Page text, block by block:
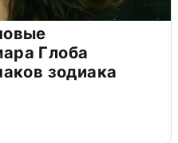
Глоба
зодиака